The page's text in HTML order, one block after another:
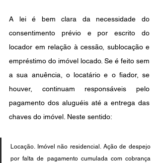
A lei é bem clara da necessidade do
consentimento prévio e por escrito do
locador em relação à cessão, sublocação e
empréstimo do imóvel locado. Se é feito sem
a sua anuência, o locatário e o fiador, se
houver, continuam responsáveis pelo
pagamento dos aluguéis até a entrega das
chaves do imóvel. Neste sentido:
Locação. Imóvel não residencial. Ação de despejo
por falta de pagamento cumulada com cobrança